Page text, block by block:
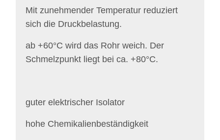
Mit zunehmender Temperatur reduziert
sich die Druckbelastung.
ab +60°C wird das Rohr weich. Der
Schmelzpunkt liegt bei ca. +80°C.
guter elektrischer Isolator
hohe Chemikalienbeständigkeit